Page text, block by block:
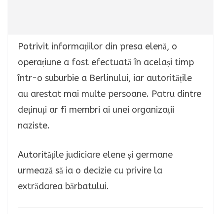
Potrivit informațiilor din presa elenă, o
operațiune a fost efectuată în același timp
într-o suburbie a Berlinului, iar autoritățile
au arestat mai multe persoane. Patru dintre
deținuți ar fi membri ai unei organizații
naziste.
Autoritățile judiciare elene și germane
urmează să ia o decizie cu privire la
extrădarea bărbatului.